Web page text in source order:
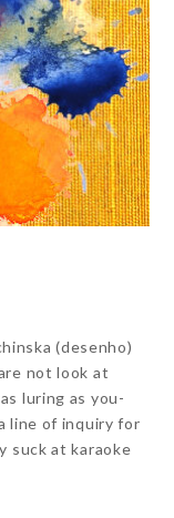
(desenho)
not look at
luring as you-
line of inquiry for
suck at karaoke